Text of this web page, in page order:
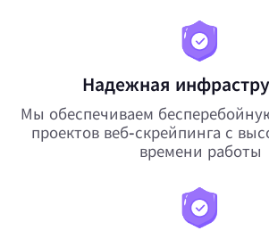
Надежная
Мы обеспечиваем
проектов веб-скрейпинга с
времени работы